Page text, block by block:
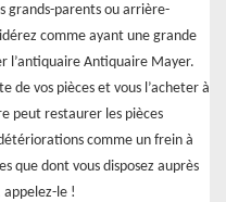
grands-parents ou arrière-
comme ayant une grande
l’antiquaire Antiquaire Mayer.
de vos pièces et vous l’acheter à
peut restaurer les pièces
comme un frein à
que dont vous disposez auprès
le !